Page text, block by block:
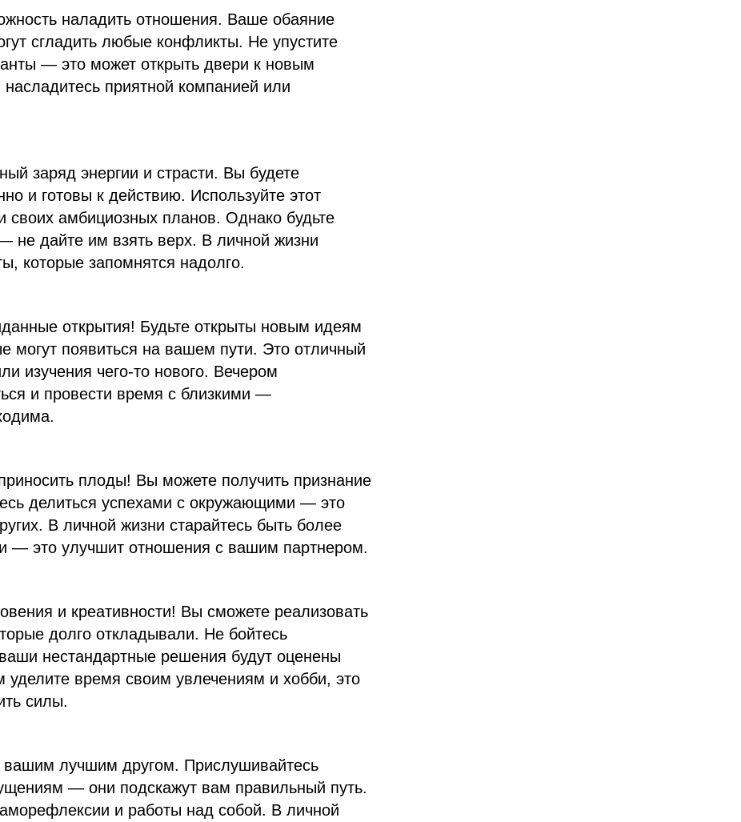
наладить отношения. Ваше обаяние
сгладить любые конфликты. Не упустите
— это может открыть двери к новым
приятной компанией или
заряд энергии и страсти. Вы будете
и готовы к действию. Используйте этот
своих амбициозных планов. Однако будьте
не дайте им взять верх. В личной жизни
которые запомнятся надолго.
открытия! Будьте открыты новым идеям
могут появиться на вашем пути. Это отличный
изучения чего-то нового. Вечером
и провести время с близкими —
плоды! Вы можете получить признание
делиться успехами с окружающими — это
В личной жизни старайтесь быть более
— это улучшит отношения с вашим партнером.
и креативности! Вы сможете реализовать
долго откладывали. Не бойтесь
нестандартные решения будут оценены
уделите время своим увлечениям и хобби, это
силы.
вашим лучшим другом. Прислушивайтесь
— они подскажут вам правильный путь.
и работы над собой. В личной